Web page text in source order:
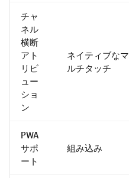
チャ
ネル
横断
アト
リビ
ュー
ショ
ン
ネイティブなマ
ルチタッチ
PWA
サポ
ート
組み込み